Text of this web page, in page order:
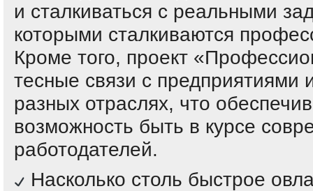
и сталкиваться с реальными
которыми сталкиваются
Кроме того, проект
тесные связи с предприятиями
разных отраслях, что
возможность быть в курсе
работодателей.
Насколько столь быстрое